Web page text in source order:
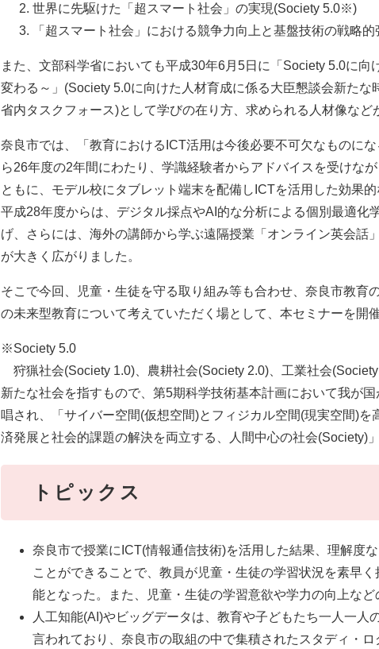
世界に先駆けた「超スマート社会」の実現(Society 5.0※)
「超スマート社会」における競争力向上と基盤技術の戦略的
また、文部科学省においても平成30年6月5日に「Society 5.0に
変わる～」(Society 5.0に向けた人材育成に係る大臣懇談会新たな
省内タスクフォース)として学びの在り方、求められる人材像など
奈良市では、「教育におけるICT活用は今後必要不可欠なものに
ら26年度の2年間にわたり、学識経験者からアドバイスを受けな
ともに、モデル校にタブレット端末を配備しICTを活用した効果
平成28年度からは、デジタル採点やAI的な分析による個別最適化
げ、さらには、海外の講師から学ぶ遠隔授業「オンライン英会話
が大きく広がりました。
そこで今回、児童・生徒を守る取り組み等も合わせ、奈良市教育
の未来型教育について考えていただく場として、本セミナーを開
※Society 5.0
狩猟社会(Society 1.0)、農耕社会(Society 2.0)、工業社会(Society
新たな社会を指すもので、第5期科学技術基本計画において我が
唱され、「サイバー空間(仮想空間)とフィジカル空間(現実空間)
済発展と社会的課題の解決を両立する、人間中心の社会(Society)」
トピックス
奈良市で授業にICT(情報通信技術)を活用した結果、理解度
ことができることで、教員が児童・生徒の学習状況を素早
能となった。また、児童・生徒の学習意欲や学力の向上など
人工知能(AI)やビッグデータは、教育や子どもたち一人一人
言われており、奈良市の取組の中で集積されたスタディ・